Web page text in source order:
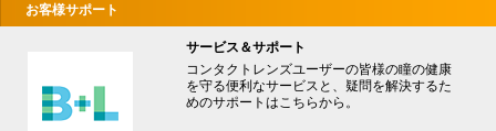
お客様サポート
サービス＆サポート
コンタクトレンズユーザーの皆様の瞳の健康
を守る便利なサービスと、疑問を解決するた
めのサポートはこちらから。